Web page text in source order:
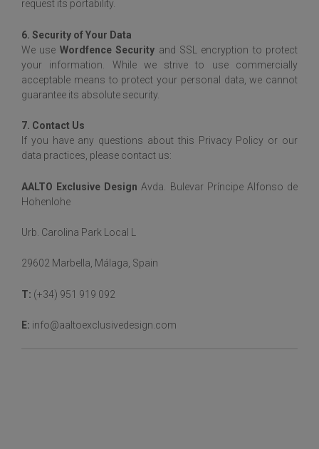
request its portability.
6. Security of Your Data
We use Wordfence Security and SSL encryption to protect
your information. While we strive to use commercially
acceptable means to protect your personal data, we cannot
guarantee its absolute security.
7. Contact Us
If you have any questions about this Privacy Policy or our
data practices, please contact us:
AALTO Exclusive Design Avda. Bulevar Príncipe Alfonso de
Hohenlohe
Urb. Carolina Park Local L
29602 Marbella, Málaga, Spain
T: (+34) 951 919 092
E: info@aaltoexclusivedesign.com